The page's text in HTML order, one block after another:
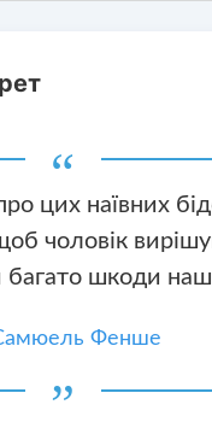
цих наївних
чоловік
багато шкоди
Фенше